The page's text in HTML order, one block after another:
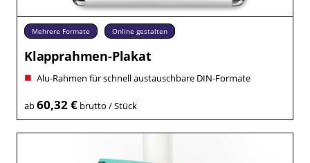
Mehrere Formate Online gestalten
Klapprahmen-Plakat
Alu-Rahmen für schnell austauschbare DIN-Formate
ab60,32 €brutto / Stück